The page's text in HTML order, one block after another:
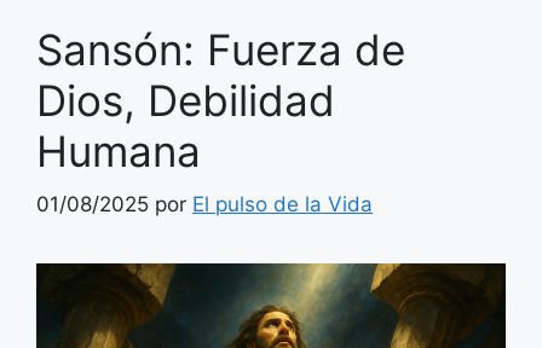
Sansón: Fuerza de
Dios, Debilidad
Humana
01/08/2025 por El pulso de la Vida